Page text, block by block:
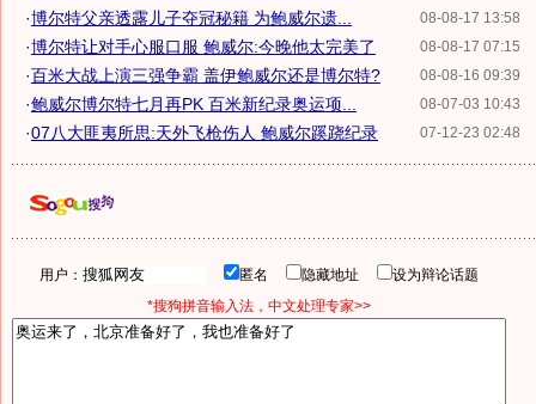
08-08-17 13:58
·博尔特父亲透露儿子夺冠秘籍 为鲍威尔遗...
08-08-17 07:15
·博尔特让对手心服口服 鲍威尔:今晚他太完美了
08-08-16 09:39
·百米大战上演三强争霸 盖伊鲍威尔还是博尔特?
08-07-03 10:43
·鲍威尔博尔特七月再PK 百米新纪录奥运项...
07-12-23 02:48
·07八大匪夷所思:天外飞枪伤人 鲍威尔蹊跷纪录
用户： 匿名 隐藏地址
设为辩论话题
*搜狗拼音输入法，中文处理专家>>